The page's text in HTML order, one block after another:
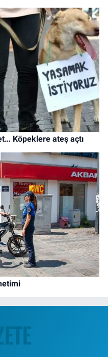
Köpeklere ateş açtı